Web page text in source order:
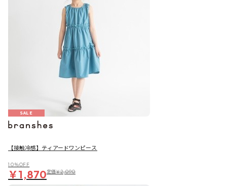
SALE
【接触冷感】ティアードワンピース
10％OFF
￥1,870定価￥2,090